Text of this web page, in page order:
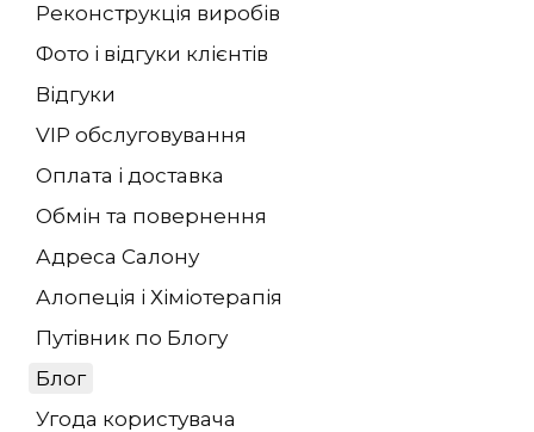
Реконструкція виробів
Фото і відгуки клієнтів
Відгуки
VIP обслуговування
Оплата і доставка
Обмін та повернення
Адреса Салону
Алопеція і Хіміотерапія
Путівник по Блогу
Блог
Угода користувача